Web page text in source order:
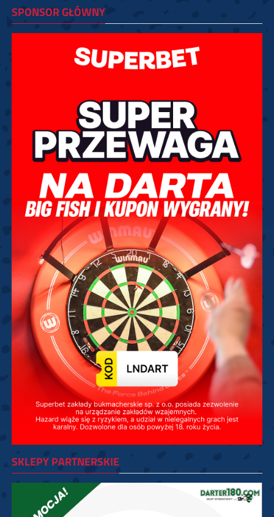
SPONSOR GŁÓWNY
SKLEPY PARTNERSKIE